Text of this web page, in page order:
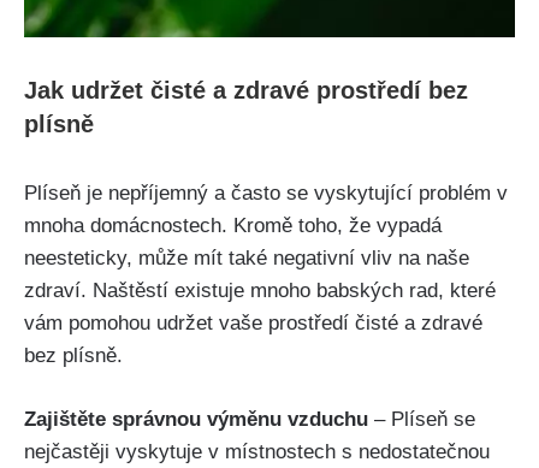
Jak udržet čisté ⁣a zdravé prostředí bez
plísně
Plíseň je nepříjemný a často se vyskytující problém v
mnoha ⁢domácnostech. Kromě toho, že ⁢vypadá ​
neesteticky, může⁤ mít‌ také negativní vliv na naše
zdraví. Naštěstí existuje mnoho ‌babských rad, které
vám pomohou udržet vaše prostředí‍ čisté a⁣ zdravé
bez plísně.
Zajištěte ​správnou výměnu vzduchu – Plíseň se
nejčastěji ⁣vyskytuje v místnostech s ⁣nedostatečnou⁣